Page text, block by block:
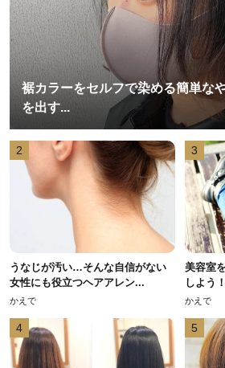
裾カラーをセルフで染める簡単な
を出す...
2
うなじが汚い…そんな自信がない
女性にも役立つヘアアレン...
かえで
3
美容室
しよう
かえで
4 5